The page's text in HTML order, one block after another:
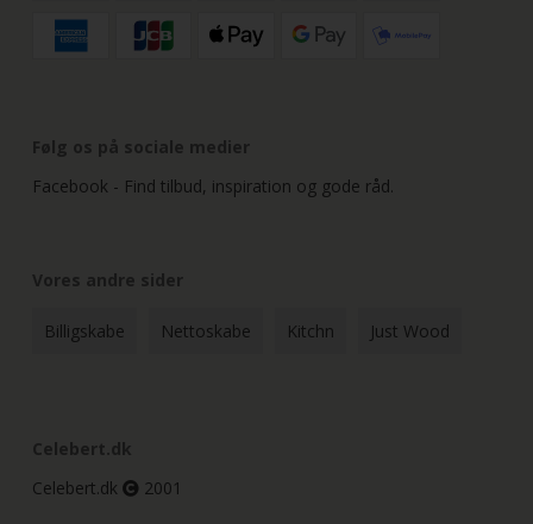
Følg os på sociale medier
Facebook - Find tilbud, inspiration og gode råd.
Vores andre sider
Billigskabe Nettoskabe Kitchn Just Wood
Celebert.dk
Celebert.dk
2001